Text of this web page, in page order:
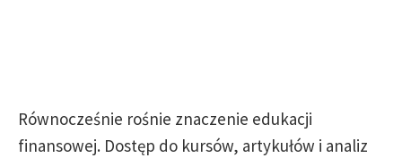
Równocześnie rośnie znaczenie edukacji
finansowej. Dostęp do kursów, artykułów i analiz